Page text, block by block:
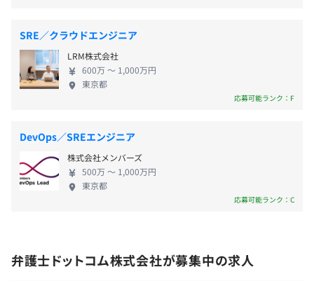
ことができます。
・esa.ioでのドキュメント化の推進
・社外勉強会への参加自由
・書籍購入制度
用します。
が・どの契約に合意したか」を証明する厳格な電子
署名とタイムスタンプを付与しています。リモートワ
ークの環境下においても契約書の証拠力を担保しな
がら、事業活動に重要となる円滑な契約業務を可能
にします。 2015年の提供開始以来、企業や自治体な
「ソフトウェアビジネス新市場2021年版」（電子契
約ツール2020年度実績）市場占有率
SRE／クラウドエンジニア
LRM株式会社
600万 〜 1,000万円
東京都
応募可能ランク：F
DevOps／SREエンジニア
株式会社メンバーズ
500万 〜 1,000万円
東京都
応募可能ランク：C
弁護士ドットコム株式会社が募集中の求人